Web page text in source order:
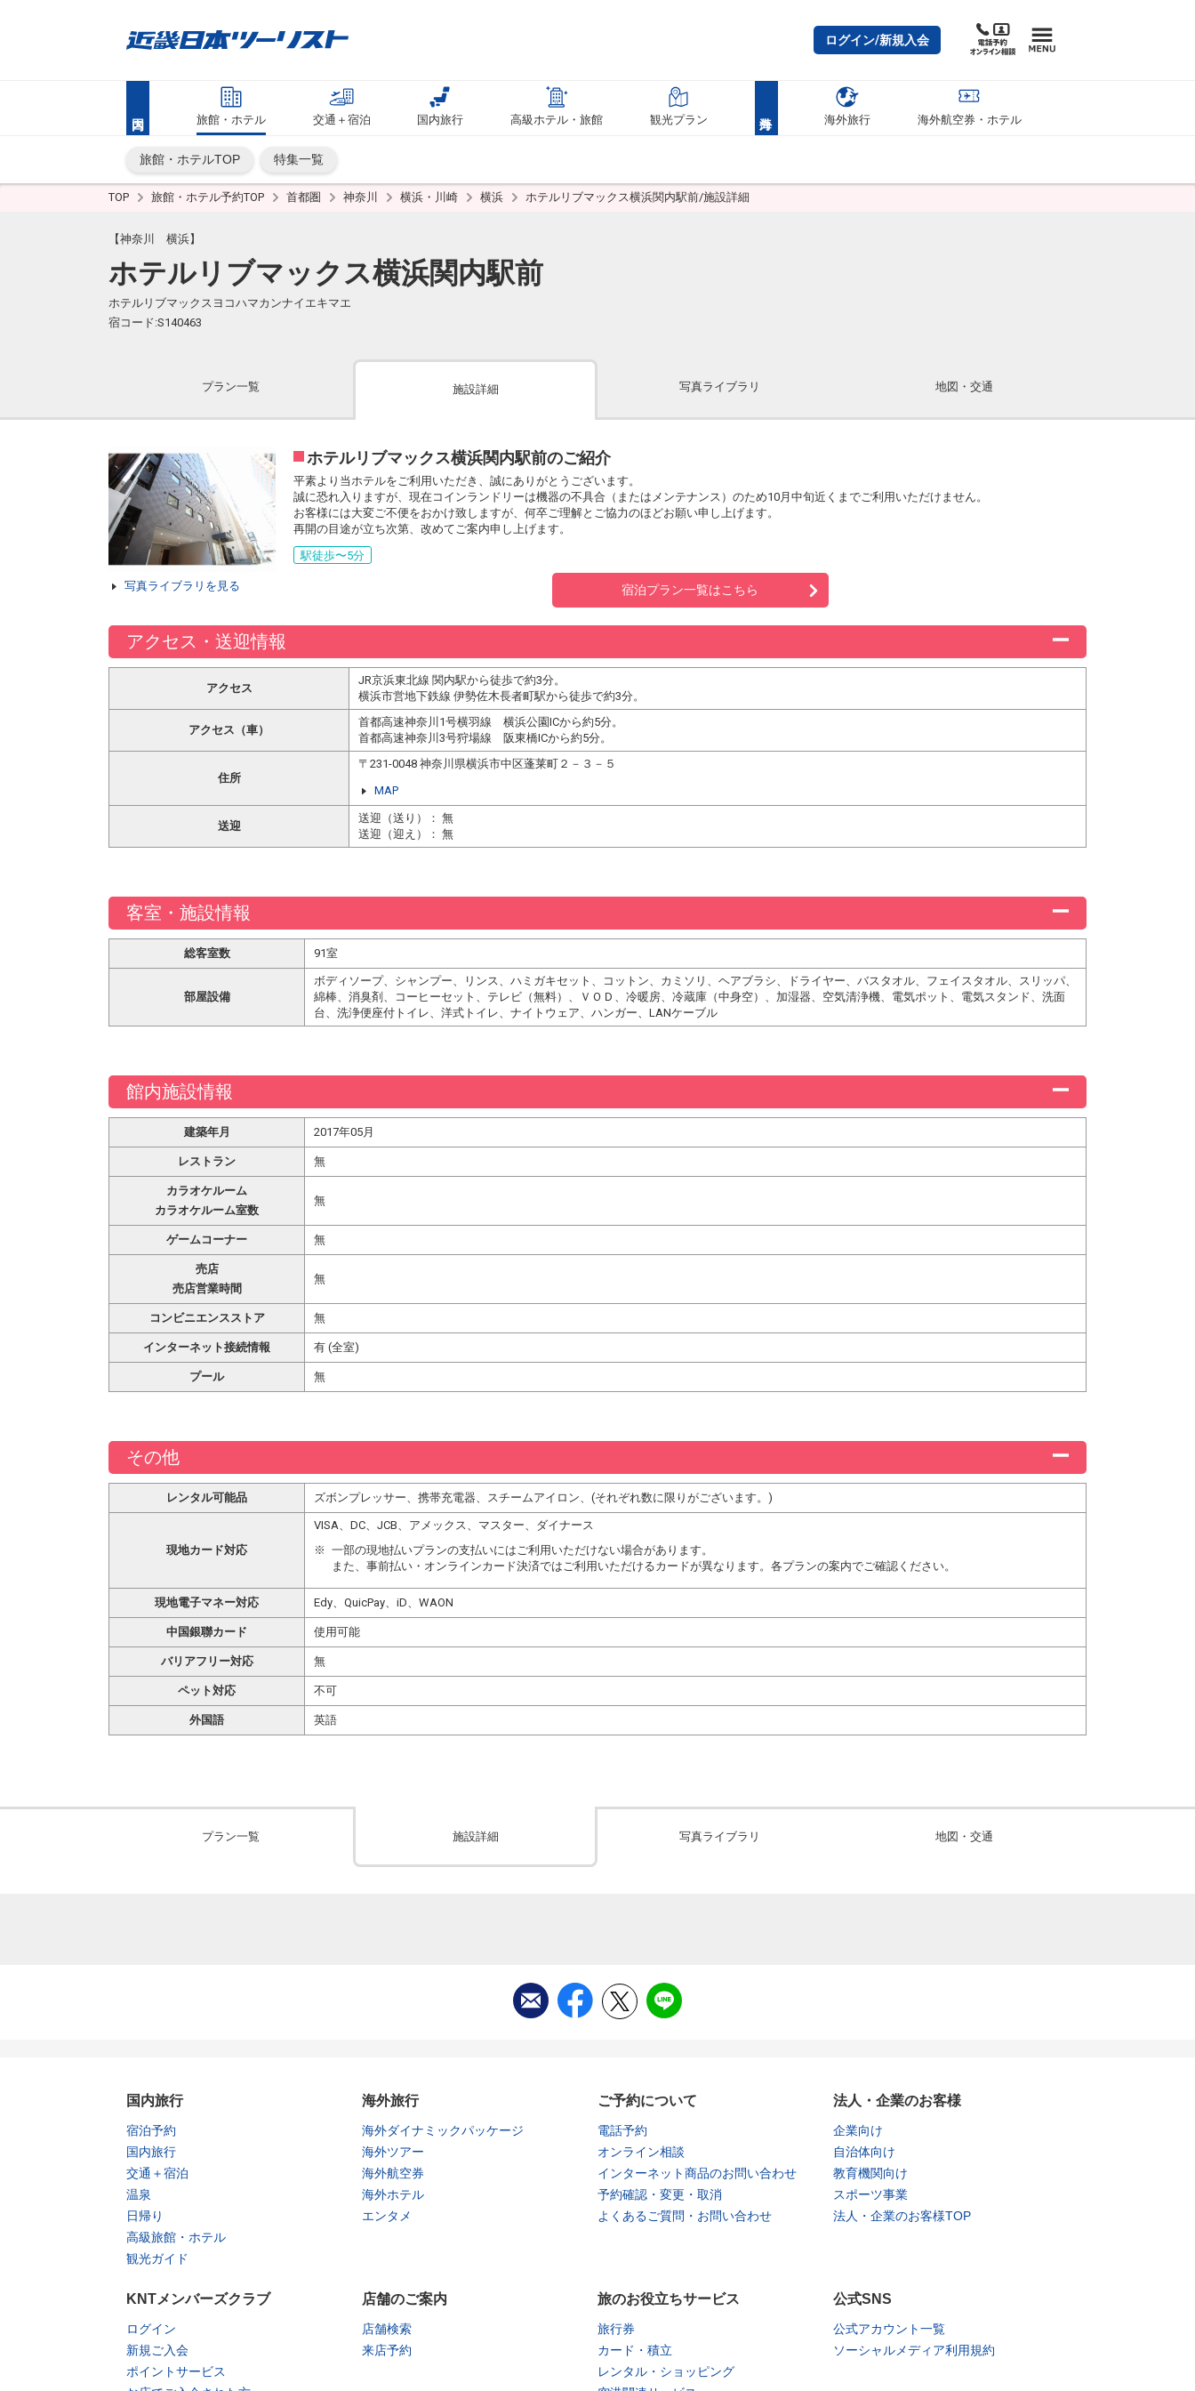
ログイン/新規入会
旅館・ホテル 交通＋宿泊 国内旅行 高級ホテル・旅館 観光プラン 海外旅行 海外航空券・ホテル
旅館・ホテルTOP 特集一覧
TOP 旅館・ホテル予約TOP 首都圏 神奈川 横浜・川崎 横浜 ホテルリブマックス横浜関内駅前/施設詳細
【神奈川 横浜】
ホテルリブマックス横浜関内駅前
ホテルリブマックスヨコハマカンナイエキマエ
宿コード:S140463
プラン一覧 施設詳細 写真ライブラリ 地図・交通
写真ライブラリを見る
ホテルリブマックス横浜関内駅前のご紹介
平素より当ホテルをご利用いただき、誠にありがとうございます。
誠に恐れ入りますが、現在コインランドリーは機器の不具合（またはメンテナンス）のため10月中旬近くまでご利用いただけません。
お客様には大変ご不便をおかけ致しますが、何卒ご理解とご協力のほどお願い申し上げます。
再開の目途が立ち次第、改めてご案内申し上げます。
駅徒歩〜5分
宿泊プラン一覧はこちら
アクセス・送迎情報
アクセス
JR京浜東北線 関内駅から徒歩で約3分。
横浜市営地下鉄線 伊勢佐木長者町駅から徒歩で約3分。
アクセス（車）
首都高速神奈川1号横羽線 横浜公園ICから約5分。
首都高速神奈川3号狩場線 阪東橋ICから約5分。
住所
〒231-0048 神奈川県横浜市中区蓬莱町２－３－５
MAP
送迎
送迎（送り）： 無
送迎（迎え）： 無
客室・施設情報
総客室数 91室
部屋設備
ボディソープ、シャンプー、リンス、ハミガキセット、コットン、カミソリ、ヘアブラシ、ドライヤー、バスタオル、フェイスタオル、スリッパ、
綿棒、消臭剤、コーヒーセット、テレビ（無料）、ＶＯＤ、冷暖房、冷蔵庫（中身空）、加湿器、空気清浄機、電気ポット、電気スタンド、洗面
台、洗浄便座付トイレ、洋式トイレ、ナイトウェア、ハンガー、LANケーブル
館内施設情報
建築年月 2017年05月
レストラン 無
カラオケルーム
カラオケルーム室数
無
ゲームコーナー 無
売店
売店営業時間
無
コンビニエンスストア 無
インターネット接続情報 有 (全室)
プール 無
その他
レンタル可能品 ズボンプレッサー、携帯充電器、スチームアイロン、(それぞれ数に限りがございます。)
現地カード対応
VISA、DC、JCB、アメックス、マスター、ダイナース
一部の現地払いプランの支払いにはご利用いただけない場合があります。
また、事前払い・オンラインカード決済ではご利用いただけるカードが異なります。各プランの案内でご確認ください。
現地電子マネー対応 Edy、QuicPay、iD、WAON
中国銀聯カード 使用可能
バリアフリー対応 無
ペット対応 不可
外国語 英語
プラン一覧 施設詳細 写真ライブラリ 地図・交通
国内旅行
宿泊予約
国内旅行
交通＋宿泊
温泉
日帰り
高級旅館・ホテル
観光ガイド
海外旅行
海外ダイナミックパッケージ
海外ツアー
海外航空券
海外ホテル
エンタメ
ご予約について
電話予約
オンライン相談
インターネット商品のお問い合わせ
予約確認・変更・取消
よくあるご質問・お問い合わせ
法人・企業のお客様
企業向け
自治体向け
教育機関向け
スポーツ事業
法人・企業のお客様TOP
KNTメンバーズクラブ
ログイン
新規ご入会
ポイントサービス
店舗のご案内
店舗検索
来店予約
旅のお役立ちサービス
旅行券
カード・積立
レンタル・ショッピング
公式SNS
公式アカウント一覧
ソーシャルメディア利用規約